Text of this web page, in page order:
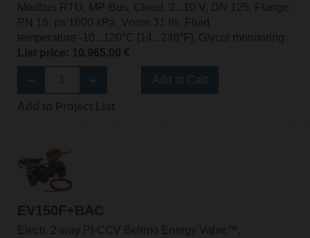
Modbus RTU, MP-Bus, Cloud, 2...10 V, DN 125, Flange,
PN 16, ps 1600 kPa, Vnom 31 l/s, Fluid
temperature -10...120°C [14...248°F], Glycol monitoring
List price: 10.965,00 €
EV150F+BAC
Electr. 2-way PI-CCV Belimo Energy Valve™,